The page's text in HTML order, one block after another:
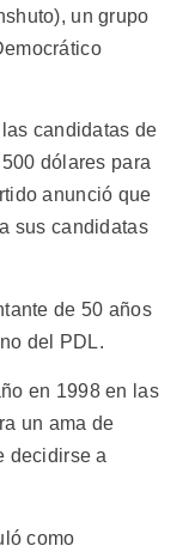
un grupo
candidatas de
dólares para
anunció que
sus candidatas
de 50 años
del PDL.
en 1998 en las
un ama de
decidirse a
como